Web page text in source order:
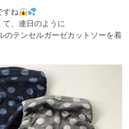
すね
て、連日のように
のテンセルガーゼカットソーを着